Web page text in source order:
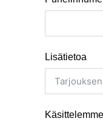
Lisätietoa